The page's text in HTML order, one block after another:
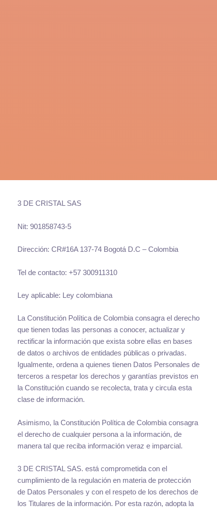
3 DE CRISTAL SAS
Nit: 901858743-5
Dirección: CR#16A 137-74 Bogotá D.C – Colombia
Tel de contacto: +57 300911310
Ley aplicable: Ley colombiana
La Constitución Política de Colombia consagra el derecho
que tienen todas las personas a conocer, actualizar y
rectificar la información que exista sobre ellas en bases
de datos o archivos de entidades públicas o privadas.
Igualmente, ordena a quienes tienen Datos Personales de
terceros a respetar los derechos y garantías previstos en
la Constitución cuando se recolecta, trata y circula esta
clase de información.
Asimismo, la Constitución Política de Colombia consagra
el derecho de cualquier persona a la información, de
manera tal que reciba información veraz e imparcial.
3 DE CRISTAL SAS. está comprometida con el
cumplimiento de la regulación en materia de protección
de Datos Personales y con el respeto de los derechos de
los Titulares de la información. Por esta razón, adopta la